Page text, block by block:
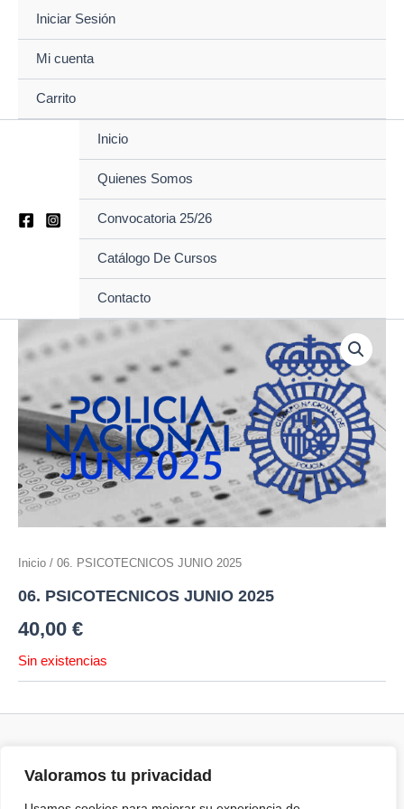
Valoramos tu privacidad
contenido
Iniciar Sesión
Mi cuenta
Carrito
Inicio
Quienes Somos
Convocatoria 25/26
Catálogo De Cursos
Contacto
Inicio / 06. PSICOTECNICOS JUNIO 2025
06. PSICOTECNICOS JUNIO 2025
40,00 €
Sin existencias
Términos y Condiciones